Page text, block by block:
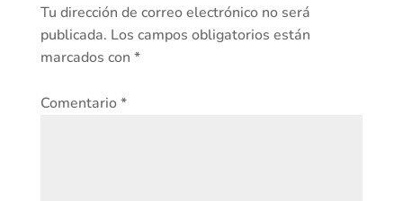
Tu dirección de correo electrónico no será
publicada. Los campos obligatorios están
marcados con *
Comentario*